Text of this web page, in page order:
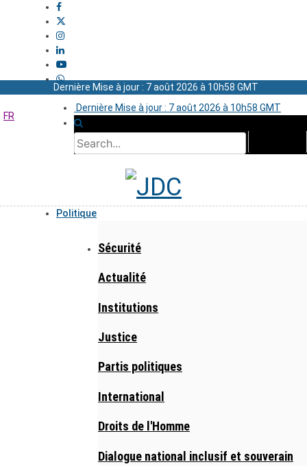
Dernière Mise à jour : 7 août 2026 à 10h58 GMT
Dernière Mise à jour : 7 août 2026 à 10h58 GMT
FR
Politique
Sécurité
Actualité
Institutions
Justice
Partis politiques
International
Droits de l'Homme
Dialogue national inclusif et souverain